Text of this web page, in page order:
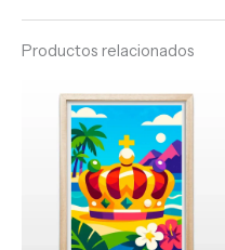
Productos relacionados
de